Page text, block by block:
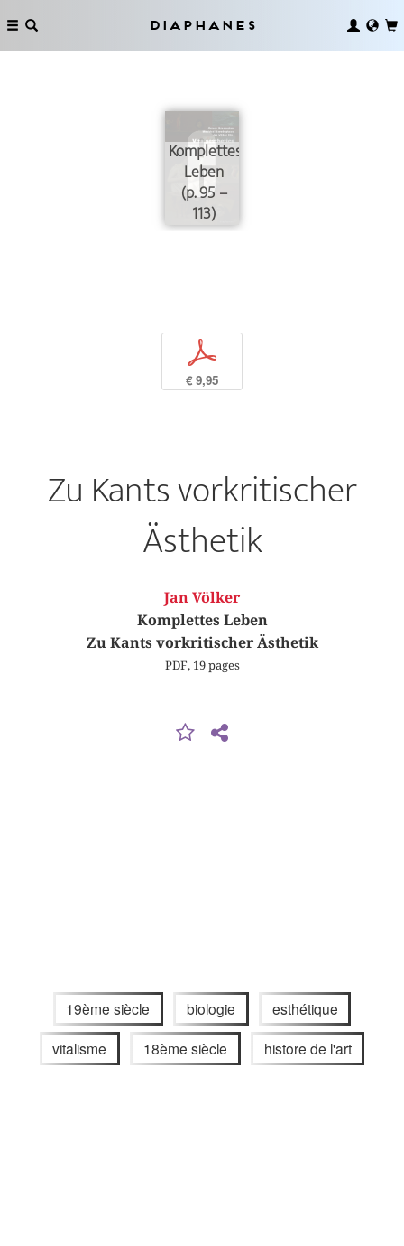
Diaphanes
Komplettes
Leben
(p. 95 –
113)
p
€ 9,95
Zu Kants vorkritischer
Ästhetik
Jan Völker
Komplettes Leben
Zu Kants vorkritischer Ästhetik
PDF, 19 pages
19ème siècle biologie esthétique
vitalisme 18ème siècle histore de l'art